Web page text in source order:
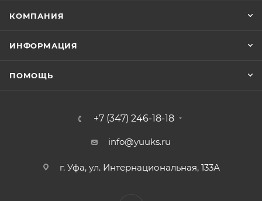
КОМПАНИЯ
ИНФОРМАЦИЯ
ПОМОЩЬ
+7 (347) 246-18-18
info@yuuks.ru
г. Уфа, ул. Интернациональная, 133А